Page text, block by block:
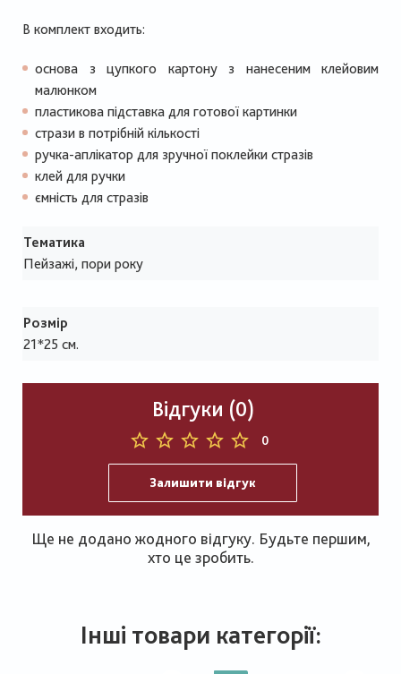
В комплект входить:
основа з цупкого картону з нанесеним клейовим
малюнком
пластикова підставка для готової картинки
стрази в потрібній кількості
ручка-аплікатор для зручної поклейки стразів
клей для ручки
ємність для стразів
Тематика
Пейзажі, пори року
Розмір
21*25 см.
Відгуки (0)
0
Залишити відгук
Ще не додано жодного відгуку. Будьте першим,
хто це зробить.
Інші товари категорії: